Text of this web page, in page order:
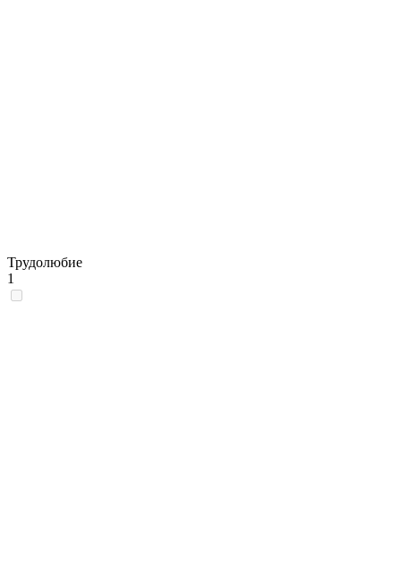
Трудолюбие
1